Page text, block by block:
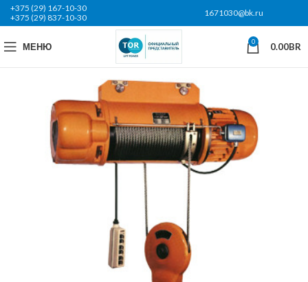
+375 (29) 167-10-30
+375 (29) 837-10-30
1671030@bk.ru
МЕНЮ 0 0.00BR